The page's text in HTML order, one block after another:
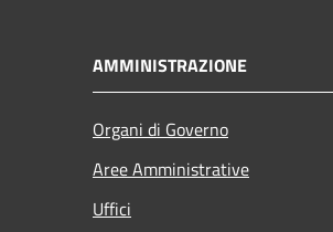
AMMINISTRAZIONE
Organi di Governo
Aree Amministrative
Uffici